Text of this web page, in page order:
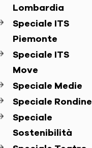
Lombardia
Speciale ITS
Piemonte
Speciale ITS
Move
Speciale Medie
Speciale Rondine
Speciale
Sostenibilità